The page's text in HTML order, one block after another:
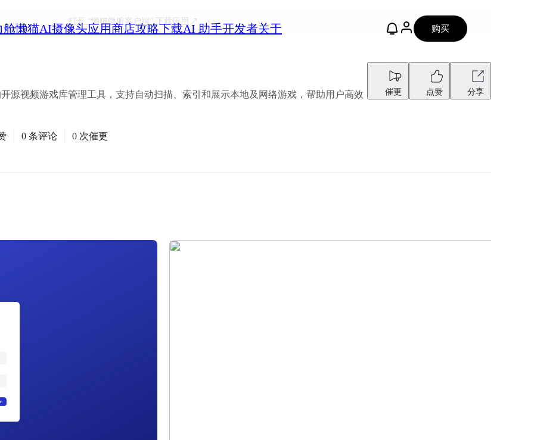
舱懒猫AI摄像头应用商店攻略下载AI 助手开发者关于 购买
打开 “懒猫微服客户端”下载应用
源视频游戏库管理工具，支持自动扫描、索引和展示本地及网络游戏，帮助用户高效 催更 点赞 分享
0 条评论 0 次催更